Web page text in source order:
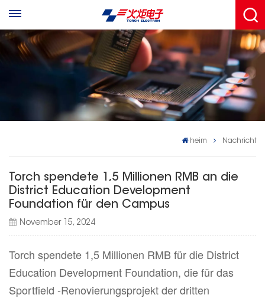
heim Nachricht
Torch spendete 1,5 Millionen RMB an die
District Education Development
Foundation für den Campus
November 15, 2024
Torch spendete 1,5 Millionen RMB für die District
Education Development Foundation, die für das
Sportfield -Renovierungsprojekt der dritten